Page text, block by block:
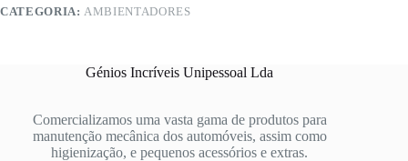
CATEGORIA: AMBIENTADORES
Génios Incríveis Unipessoal Lda
Comercializamos uma vasta gama de produtos para
manutenção mecânica dos automóveis, assim como
higienização, e pequenos acessórios e extras.